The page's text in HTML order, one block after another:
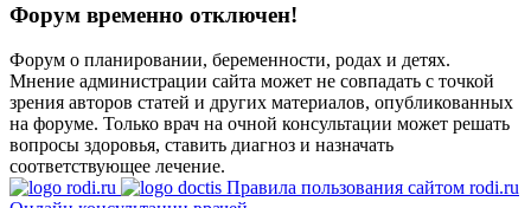
Форум временно отключен!
Форум о планировании, беременности, родах и детях.
Мнение администрации сайта может не совпадать с точкой
зрения авторов статей и других материалов, опубликованных
на форуме. Только врач на очной консультации может решать
вопросы здоровья, ставить диагноз и назначать
соответствующее лечение.
Правила пользования сайтом rodi.ru